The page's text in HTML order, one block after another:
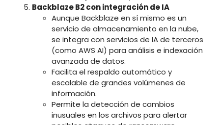
Backblaze B2 con integración de IA
Aunque Backblaze en sí mismo es un
servicio de almacenamiento en la nube,
se integra con servicios de IA de terceros
(como AWS AI) para análisis e indexación
avanzada de datos.
Facilita el respaldo automático y
escalable de grandes volúmenes de
información.
Permite la detección de cambios
inusuales en los archivos para alertar